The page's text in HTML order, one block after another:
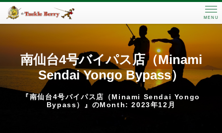
MENU
南仙台4号バイパス店（Minami
Sendai Yongo Bypass）
『南仙台4号バイパス店（Minami Sendai Yongo
Bypass）』のMonth: 2023年12月